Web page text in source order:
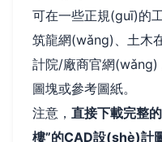
可在一些正規(guī)的
筑龍網(wǎng)、土木
計院/廠商官網
圖塊或參考圖紙。
注意， 直接下載完整
樓”的CAD設(shè)計